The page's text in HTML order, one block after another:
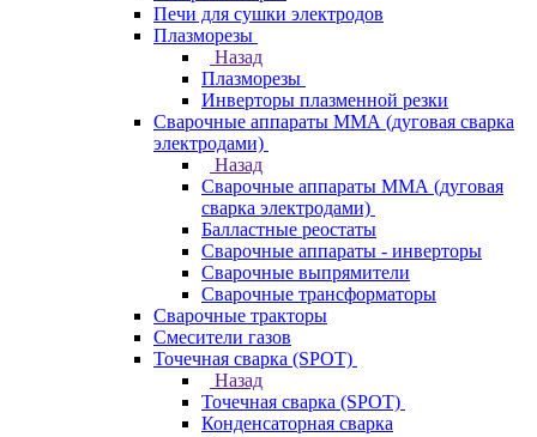
Печи для сушки электродов
Плазморезы
Назад
Плазморезы
Инверторы плазменной резки
Сварочные аппараты ММА (дуговая сварка
электродами)
Назад
Сварочные аппараты ММА (дуговая
сварка электродами)
Балластные реостаты
Сварочные аппараты - инверторы
Сварочные выпрямители
Сварочные трансформаторы
Сварочные тракторы
Смесители газов
Точечная сварка (SPOT)
Назад
Точечная сварка (SPOT)
Конденсаторная сварка